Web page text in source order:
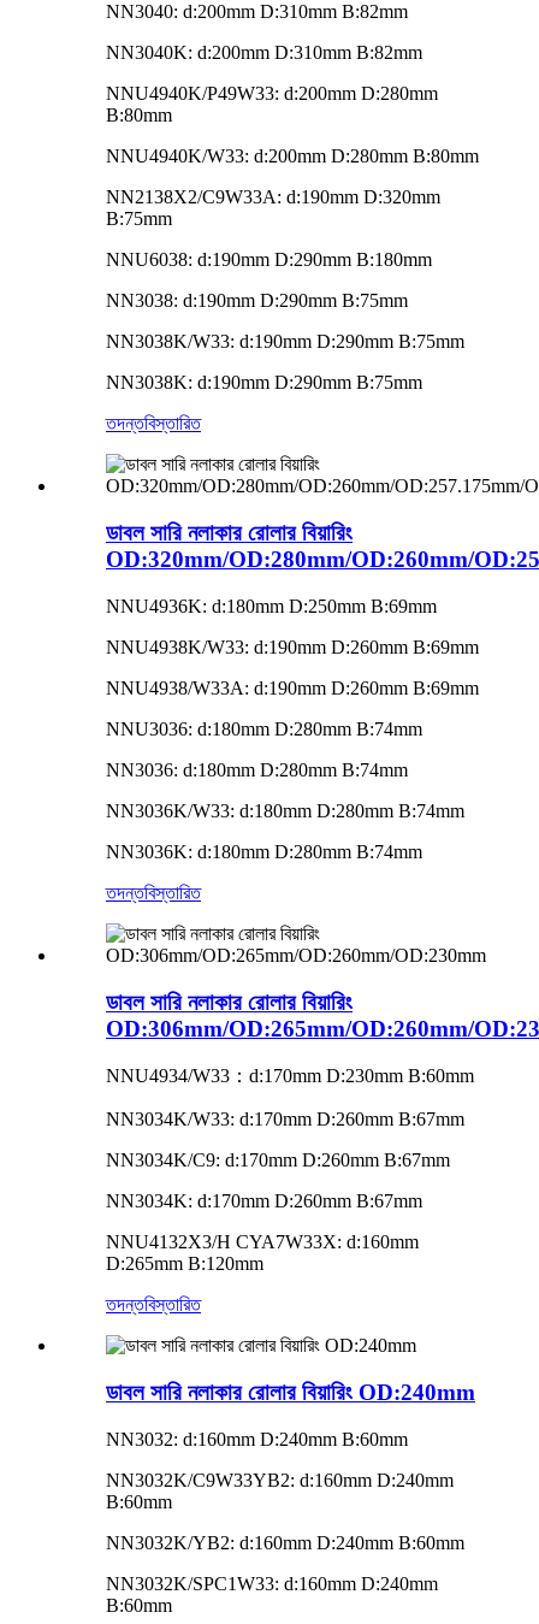
NN3040: d:200mm D:310mm B:82mm
NN3040K: d:200mm D:310mm B:82mm
NNU4940K/P49W33: d:200mm D:280mm
B:80mm
NNU4940K/W33: d:200mm D:280mm B:80mm
NN2138X2/C9W33A: d:190mm D:320mm
B:75mm
NNU6038: d:190mm D:290mm B:180mm
NN3038: d:190mm D:290mm B:75mm
NN3038K/W33: d:190mm D:290mm B:75mm
NN3038K: d:190mm D:290mm B:75mm
তদন্তবিস্তারিত
ডাবল সারি নলাকার রোলার বিয়ারিং
OD:320mm/OD:280mm/OD:260mm/
NNU4936K: d:180mm D:250mm B:69mm
NNU4938K/W33: d:190mm D:260mm B:69mm
NNU4938/W33A: d:190mm D:260mm B:69mm
NNU3036: d:180mm D:280mm B:74mm
NN3036: d:180mm D:280mm B:74mm
NN3036K/W33: d:180mm D:280mm B:74mm
NN3036K: d:180mm D:280mm B:74mm
তদন্তবিস্তারিত
ডাবল সারি নলাকার রোলার বিয়ারিং
OD:306mm/OD:265mm/OD:260mm/
NNU4934/W33：d:170mm D:230mm B:60mm
NN3034K/W33: d:170mm D:260mm B:67mm
NN3034K/C9: d:170mm D:260mm B:67mm
NN3034K: d:170mm D:260mm B:67mm
NNU4132X3/H CYA7W33X: d:160mm
D:265mm B:120mm
তদন্তবিস্তারিত
ডাবল সারি নলাকার রোলার বিয়ারিং OD:240mm
NN3032: d:160mm D:240mm B:60mm
NN3032K/C9W33YB2: d:160mm D:240mm
B:60mm
NN3032K/YB2: d:160mm D:240mm B:60mm
NN3032K/SPC1W33: d:160mm D:240mm
B:60mm